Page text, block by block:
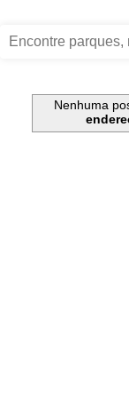
Nenhuma